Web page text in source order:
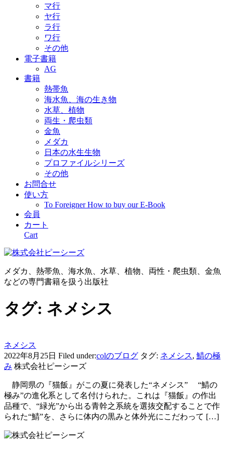
マ行
ヤ行
ラ行
ワ行
その他
電子書籍
AG
書籍
熱帯魚
海水魚、海の生き物
水草、植物
両生・爬虫類
金魚
メダカ
日本の水生生物
プロファイルシリーズ
その他
お問合せ
使い方
To Foreigner How to buy our E-Book
会員
カート
Cart
メダカ、熱帯魚、海水魚、水草、植物、両性・爬虫類、金魚
などの専門書籍を扱う出版社
タグ: ネメシス
ネメシス
2022年8月25日 Filed under:colのブログ タグ: ネメシス, 鯖の極
み 株式会社ピーシーズ
静岡県の『猫飯』がこの夏に発表した“ネメシス” “鯖の
極み”の進化系として名付けられた。これは『猫飯』の作出
品種で、“緑光”から出る青幹之系統を選抜交配することで作
られた“鯖”を、さらに体内の黒みと体外光にこだわって […]